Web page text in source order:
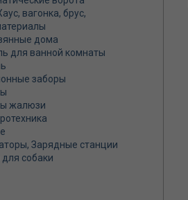
вагонка, брус,
дома
для ванной комнаты
заборы
жалюзи
Зарядные станции
для собаки